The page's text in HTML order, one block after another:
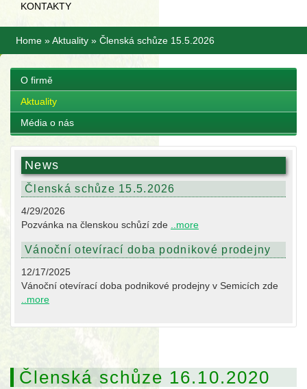
KONTAKTY
Home »Aktuality » Členská schůze 15.5.2026
O firmě
Aktuality
Média o nás
News
Členská schůze 15.5.2026
4/29/2026
Pozvánka na členskou schůzí zde
..more
Vánoční otevírací doba podnikové prodejny
12/17/2025
Vánoční otevírací doba podnikové prodejny v Semicích zde
..more
Členská schůze 16.10.2020